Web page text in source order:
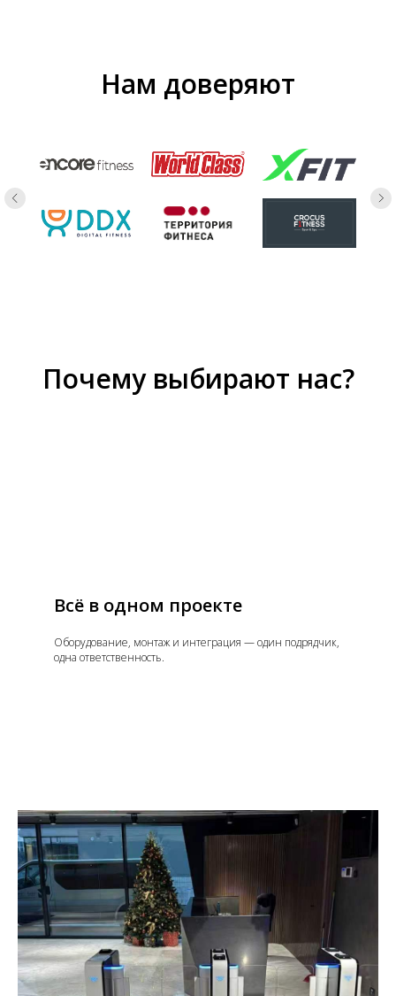
Нам доверяют
Почему выбирают нас?
Всё в одном проекте
Оборудование, монтаж и интеграция — один подрядчик,
одна ответственность.